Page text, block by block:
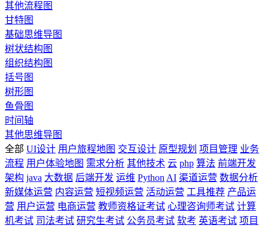
其他流程图
甘特图
基础思维导图
树状结构图
组织结构图
括号图
树形图
鱼骨图
时间轴
其他思维导图
全部 UI设计 用户旅程地图 交互设计 原型规划 项目管理 业务
流程 用户体验地图 需求分析 其他技术 云 php 算法 前端开发
架构 java 大数据 后端开发 运维 Python AI 渠道运营 数据分析
新媒体运营 内容运营 短视频运营 活动运营 工具推荐 产品运
营 用户运营 电商运营 教师资格证考试 心理咨询师考试 计算
机考试 司法考试 研究生考试 公务员考试 软考 英语考试 项目